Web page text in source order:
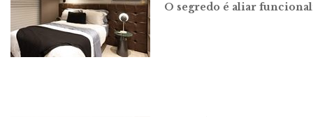
O segredo é aliar